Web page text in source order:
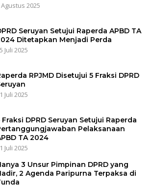
Agustus 2025
Seruyan Setujui Raperda APBD TA
Ditetapkan Menjadi Perda
Juli 2025
RPJMD Disetujui 5 Fraksi DPRD
Juli 2025
Fraksi DPRD Seruyan Setujui Raperda
Pelaksanaan
TA 2024
Juli 2025
3 Unsur Pimpinan DPRD yang
2 Agenda Paripurna Terpaksa di